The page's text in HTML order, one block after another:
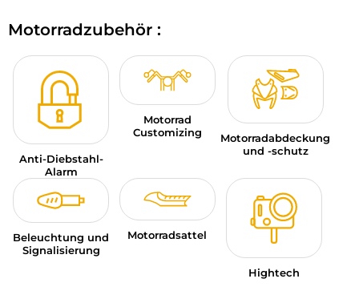
Motorradzubehör :
Anti-Diebstahl-
Alarm
Motorrad
Customizing
Motorradabdeckung
und -schutz
Beleuchtung und
Signalisierung
Motorradsattel
Hightech